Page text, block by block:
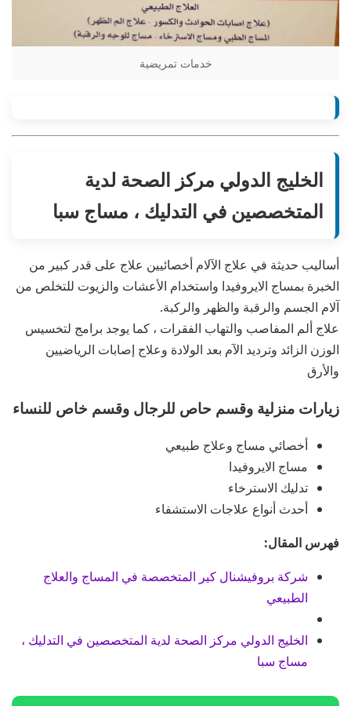
خدمات تمريضية
الخليج الدولي مركز الصحة لدية
المتخصصين في التدليك ، مساج سبا
أساليب حديثة في علاج الآلام أخصائيين علاج على قدر كبير من
الخبرة بمساج الايروفيدا واستخدام الأعشات والزيوت للتخلص من
آلام الجسم والرقبة والظهر والركبة.
علاج ألم المفاصب والتهاب الفقرات ، كما يوجد برامج لتخسيس
الوزن الزائد وترديد الآم بعد الولادة وعلاج إصابات الرياضيين
والأرق
زيارات منزلية وقسم حاص للرجال وقسم خاص للنساء
أخصائي مساج وعلاج طبيعي
مساج الايروفيدا
تدليك الاسترخاء
أحدث أنواع علاجات الاستشفاء
فهرس المقال:
شركة بروفيشنال كير المتخصصة في المساج والعلاج
الطبيعي
الخليج الدولي مركز الصحة لدية المتخصصين في التدليك ،
مساج سبا